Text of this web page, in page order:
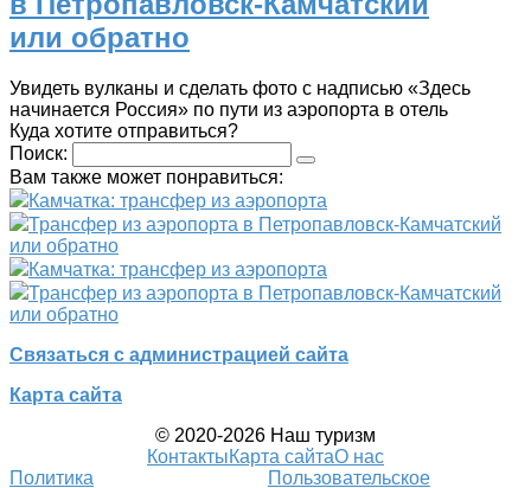
или обратно
Увидеть вулканы и сделать фото с надписью «Здесь
начинается Россия» по пути из аэропорта в отель
Куда хотите отправиться?
Поиск:
Вам также может понравиться:
Камчатка: трансфер из аэропорта
Трансфер из аэропорта в Петропавловск-Камчатский
или обратно
Камчатка: трансфер из аэропорта
Трансфер из аэропорта в Петропавловск-Камчатский
или обратно
Связаться с администрацией сайта
Карта сайта
© 2020-2026 Наш туризм
КонтактыКарта сайтаО нас
Политика
Пользовательское